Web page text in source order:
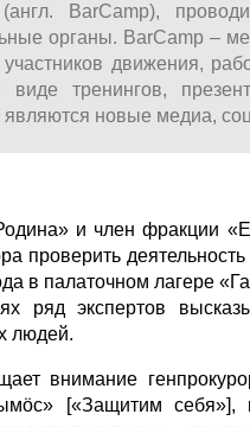
BarCamp),
органы. BarCamp –
движения,
тренингов,
новые медиа,
и член фракции
проверить
в палаточном лагере
ряд экспертов
людей.
внимание
[«Защитим